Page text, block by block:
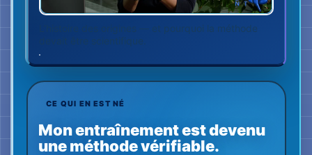
03
étapes de vérification
01
vocabulaire commun
Observer
→
Comparer